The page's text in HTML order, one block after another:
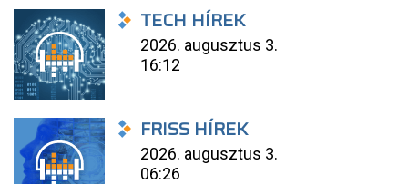
TECH HÍREK
2026. augusztus 3.
16:12
FRISS HÍREK
2026. augusztus 3.
06:26